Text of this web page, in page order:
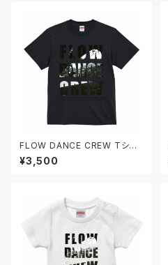
FLOW DANCE CREW Tシャ
ツ
¥3,500